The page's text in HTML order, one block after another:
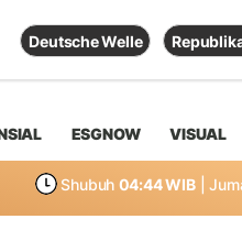
Deutsche Welle
ESGNOW VISUAL
Shubuh 04:44 WIB |